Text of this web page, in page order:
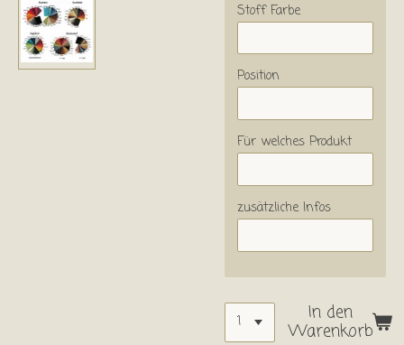
Stoff Farbe
Position
Für welches Produkt
zusätzliche Infos
In den
Warenkorb